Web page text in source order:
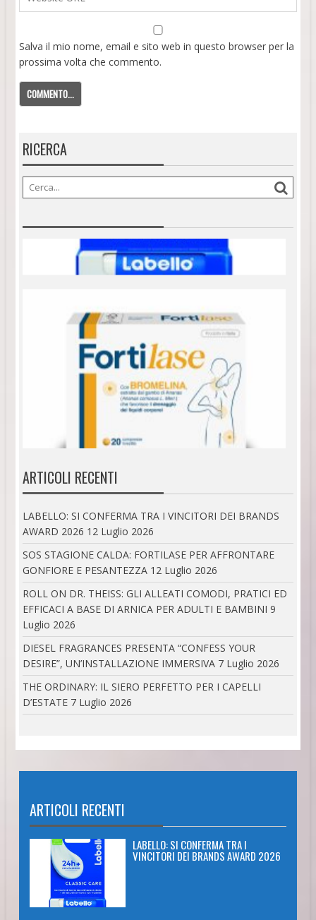
Salva il mio nome, email e sito web in questo browser per la
prossima volta che commento.
RICERCA
ARTICOLI RECENTI
LABELLO: SI CONFERMA TRA I VINCITORI DEI BRANDS
AWARD 2026 12 Luglio 2026
SOS STAGIONE CALDA: FORTILASE PER AFFRONTARE
GONFIORE E PESANTEZZA 12 Luglio 2026
ROLL ON DR. THEISS: GLI ALLEATI COMODI, PRATICI ED
EFFICACI A BASE DI ARNICA PER ADULTI E BAMBINI 9
Luglio 2026
DIESEL FRAGRANCES PRESENTA “CONFESS YOUR
DESIRE”, UN’INSTALLAZIONE IMMERSIVA 7 Luglio 2026
THE ORDINARY: IL SIERO PERFETTO PER I CAPELLI
D’ESTATE 7 Luglio 2026
ARTICOLI RECENTI
LABELLO: SI CONFERMA TRA I
VINCITORI DEI BRANDS AWARD 2026